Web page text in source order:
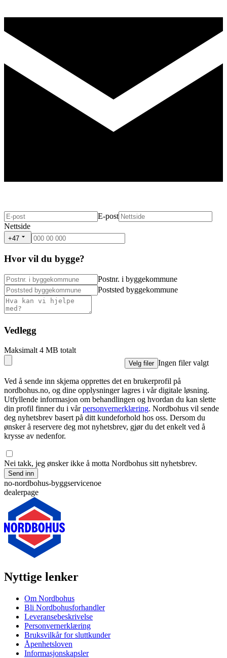
E-post
Nettside
+47
Hvor vil du bygge?
Postnr. i byggekommune
Poststed byggekommune
Vedlegg
Maksimalt 4 MB totalt
Velg filer Ingen filer valgt
Ved å sende inn skjema opprettes det en brukerprofil på
nordbohus.no, og dine opplysninger lagres i vår digitale løsning.
Utfyllende informasjon om behandlingen og hvordan du kan slette
din profil finner du i vår personvernerklæring. Nordbohus vil sende
deg nyhetsbrev basert på ditt kundeforhold hos oss. Dersom du
ønsker å reservere deg mot nyhetsbrev, gjør du det enkelt ved å
krysse av nedenfor.
Nei takk, jeg ønsker ikke å motta Nordbohus sitt nyhetsbrev.
Send inn
no-nordbohus-byggservicenoe
dealerpage
Nyttige lenker
Om Nordbohus
Bli Nordbohusforhandler
Leveransebeskrivelse
Personvernerklæring
Bruksvilkår for sluttkunder
Åpenhetsloven
Informasjonskapsler